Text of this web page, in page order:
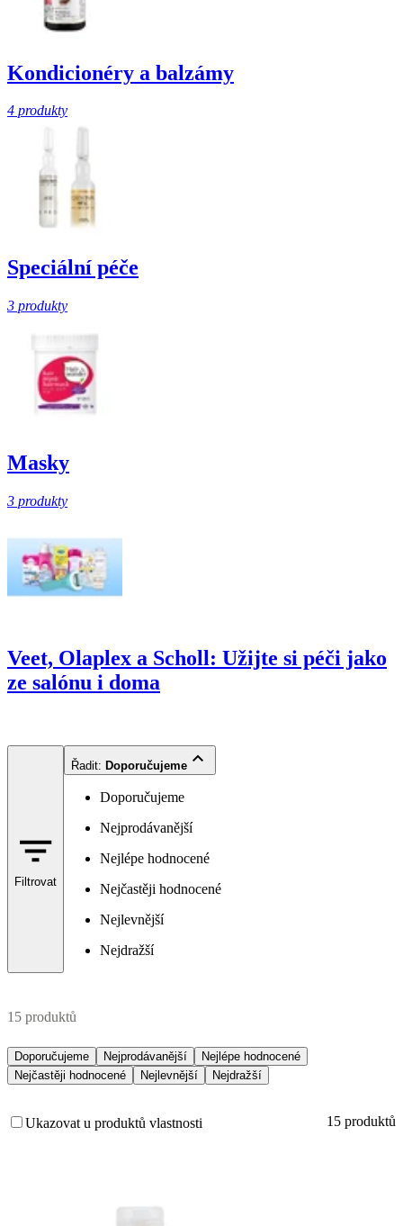
Kondicionéry a balzámy
4 produkty
Speciální péče
3 produkty
Masky
3 produkty
Veet, Olaplex a Scholl: Užijte si péči jako
ze salónu i doma
Filtrovat
Řadit: Doporučujeme
Doporučujeme
Nejprodávanější
Nejlépe hodnocené
Nejčastěji hodnocené
Nejlevnější
Nejdražší
15 produktů
Doporučujeme Nejprodávanější
Nejlépe hodnocené
Nejčastěji hodnocené
Nejlevnější Nejdražší
Ukazovat u produktů vlastnosti 15 produktů